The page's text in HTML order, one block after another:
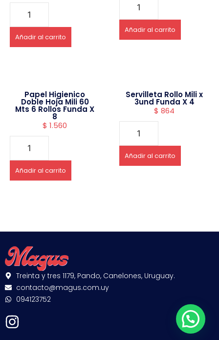
Añadir al carrito
Añadir al carrito
Papel Higienico
Doble Hoja Mili 60
Mts 6 Rollos Funda X
8
$ 1.560
Añadir al carrito
Servilleta Rollo Mili x
3und Funda X 4
$ 864
Añadir al carrito
Treinta y tres 1179, Pando, Canelones, Uruguay.
contacto@magus.com.uy
094123752